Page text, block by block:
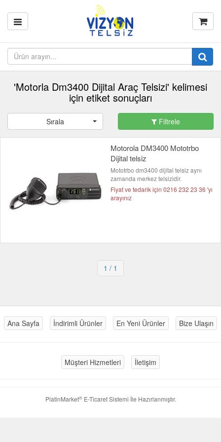
'Motorla Dm3400 Dijital Araç Telsizi' kelimesi
için etiket sonuçları
Sırala Filtrele
Motorola DM3400 Mototrbo
Dijital telsiz
Mototrbo dm3400 dijital telsiz aynı
zamanda merkez telsizidir.
Fiyat ve tedarik için 0216 232 23 36 'yı
arayınız
1 / 1
Ana Sayfa İndirimli Ürünler En Yeni Ürünler Bize Ulaşın
Müşteri Hizmetleri İletişim
PlatinMarket®E-Ticaret Sistemi İle Hazırlanmıştır.